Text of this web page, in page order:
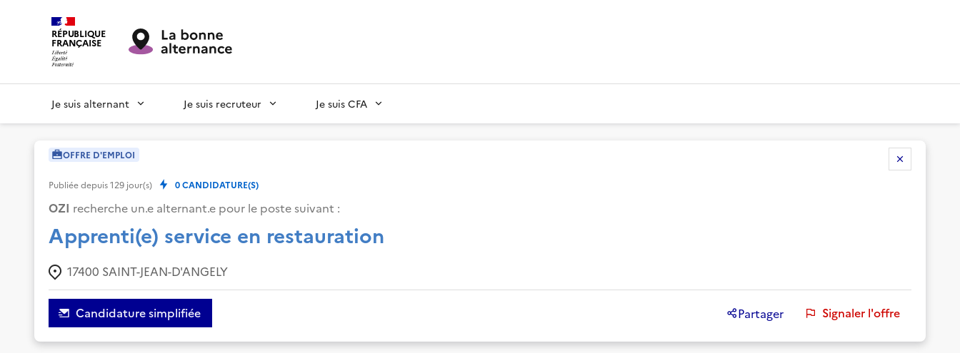
RÉPUBLIQUE
FRANÇAISE
Je suis alternant Je suis recruteur Je suis CFA
OFFRE D'EMPLOI
Publiée depuis129 jour(s) 0CANDIDATURE(S)
OZI recherche un.e alternant.e pour le poste suivant :
Apprenti(e) service en restauration
17400 SAINT-JEAN-D'ANGELY
Candidature simplifiée Partager Signaler l'offre